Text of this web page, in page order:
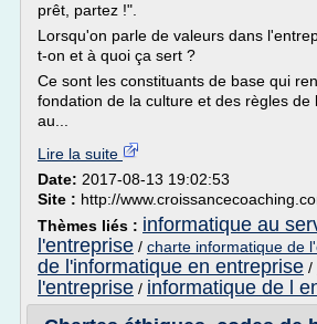
prêt, partez !".
Lorsqu'on parle de valeurs dans
t-on et à quoi ça sert ?
Ce sont les constituants de base qui
fondation de la culture et des règles de
au...
Lire la suite
Date: 2017-08-13 19:02:53
Site : http://
Thèmes liés : informatique au
l'entreprise / charte informatique de
de l'informatique en entreprise /
l'entreprise / informatique de l